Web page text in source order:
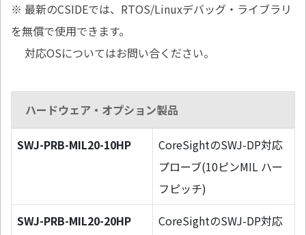
※ 最新のCSIDEでは、RTOS/Linuxデバッグ・ライブラリ
を無償で使用できます。
対応OSについてはお問い合ください。
ハードウェア・オプション製品
SWJ-PRB-MIL20-10HP
CoreSightのSWJ-DP対応
プローブ(10ピンMIL ハー
フピッチ)
SWJ-PRB-MIL20-20HP
CoreSightのSWJ-DP対応